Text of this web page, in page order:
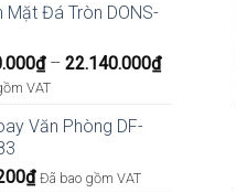
Mặt Đá Tròn DONS-
₫ – 22.140.000₫Khoảng
VAT
Văn Phòng DF-
₫ Đã bao gồm VAT